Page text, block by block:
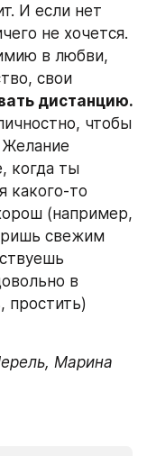
И если нет
не хочется.
в любви,
свои
чтобы
Желание
когда ты
какого-то
(например,
свежим
в
Марина